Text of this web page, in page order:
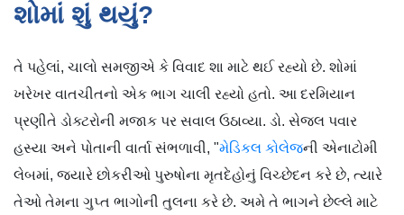
શોમાં શું થયું?
તે પહેલાં, ચાલો સમજીએ કે વિવાદ શા માટે થઈ રહ્યો છે. શોમાં
ખરેખર વાતચીતનો એક ભાગ ચાલી રહ્યો હતો. આ દરમિયાન
પ્રણીતે ડોક્ટરોની મજાક પર સવાલ ઉઠાવ્યા. ડો. સેજલ પવાર
હસ્યા અને પોતાની વાર્તા સંભળાવી, "મેડિકલ કોલેજની એનાટોમી
લેબમાં, જ્યારે છોકરીઓ પુરુષોના મૃતદેહોનું વિચ્છેદન કરે છે, ત્યારે
તેઓ તેમના ગુપ્ત ભાગોની તુલના કરે છે. અમે તે ભાગને છેલ્લે માટે